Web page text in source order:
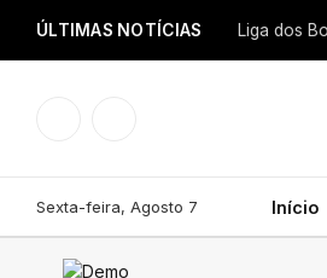
ÚLTIMAS NOTÍCIAS
Sexta-feira, Agosto 7 Início